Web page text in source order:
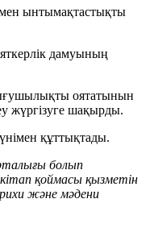
ынтымақтастықты
дамуының
оятатынын
жүргізуге шақырды.
құттықтады.
болып
қоймасы қызметін
және мәдени